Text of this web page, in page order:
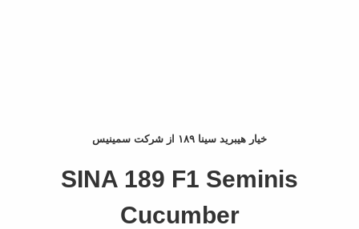
خیار هیبرید سینا ۱۸۹ از شرکت سمینیس
SINA 189 F1 Seminis
Cucumber